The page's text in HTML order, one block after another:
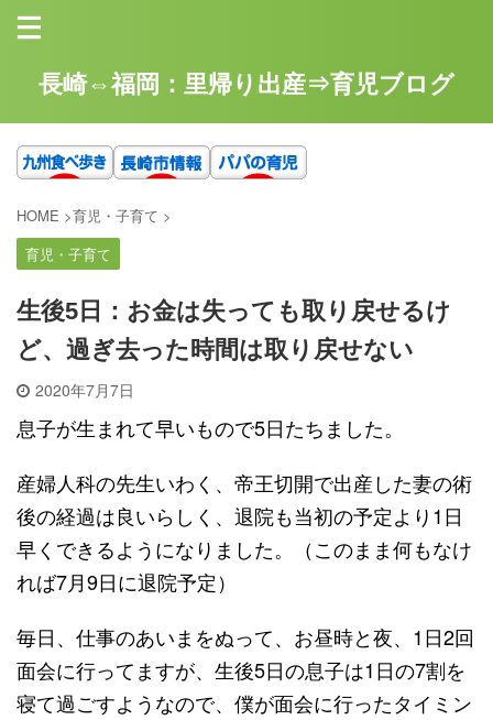
長崎⇔福岡：里帰り出産⇒育児ブログ
HOME >育児・子育て >
育児・子育て
生後5日：お金は失っても取り戻せるけ
ど、過ぎ去った時間は取り戻せない
2020年7月7日
息子が生まれて早いもので5日たちました。
産婦人科の先生いわく、帝王切開で出産した妻の術
後の経過は良いらしく、退院も当初の予定より1日
早くできるようになりました。（このまま何もなけ
れば7月9日に退院予定）
毎日、仕事のあいまをぬって、お昼時と夜、1日2回
面会に行ってますが、生後5日の息子は1日の7割を
寝て過ごすようなので、僕が面会に行ったタイミン